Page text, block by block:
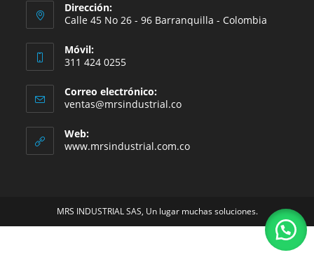
Dirección:
Calle 45 No 26 - 96 Barranquilla - Colombia
Móvil:
311 424 0255
Correo electrónico:
ventas@mrsindustrial.coSe
tu
aplicación
Web:
www.mrsindustrial.com.co
MRS INDUSTRIAL SAS, Un lugar muchas soluciones.